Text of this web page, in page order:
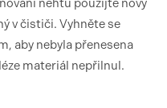
nehtu použijte nový
v čističi. Vyhněte se
aby nebyla přenesena
materiál nepřilnul.